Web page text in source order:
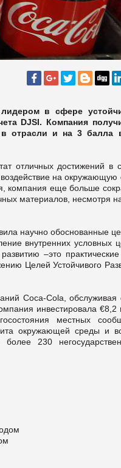
в сфере
DJSI. Компания
в отрасли и на 3 балла
отличных достижений в
на окружающую
компания еще больше
материалов, несмотря
научно обоснованные
внутренних условных
–это практические
Целей Устойчивого
Coca-Cola, обслуживая
инвестировала €8,2
местных
окружающей среды и
230